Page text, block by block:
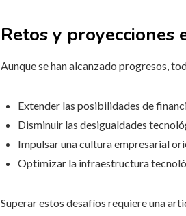
Retos y proyecciones
Aunque se han alcanzado progresos,
Extender las posibilidades de
Disminuir las desigualdades
Impulsar una cultura empresarial
Optimizar la infraestructura
Superar estos desafíos requiere una